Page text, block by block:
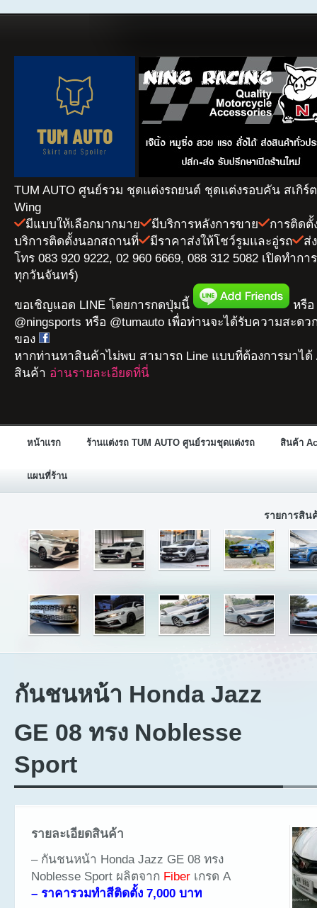
TUM AUTO ศูนย์รวม ชุดแต่งรถยนต์ ชุดแต่งรอบคัน สเกิร์
Wing
มีแบบให้เลือกมากมาย
มีบริการหลังการขาย
การติดตั้
บริการติดตั้งนอกสถานที่
มีราคาส่งให้โชว์รูมและอู่รถ
ส่
โทร 083 920 9222, 02 960 6669, 088 312 5082 เปิดทำก
ทุกวันจันทร์)
ขอเชิญแอด LINE โดยการกดปุ่มนี้
หรือ
@ningsports หรือ @tumauto เพื่อท่านจะได้รับความสะดว
ของ
หากท่านหาสินค้าไม่พบ สามารถ Line แบบที่ต้องการมาได้
สินค้า อ่านรายละเอียดที่นี่
หน้าแรก ร้านแต่งรถ TUM AUTO ศูนย์รวมชุดแต่งรถ สินค้า
แผนที่ร้าน
รายการสิน
กันชนหน้า Honda Jazz
GE 08 ทรง Noblesse
Sport
รายละเอียดสินค้า
– กันชนหน้า Honda Jazz GE 08 ทรง
Noblesse Sport ผลิตจาก Fiber เกรด A
– ราคารวมทำสีติดตั้ง 7,000 บาท